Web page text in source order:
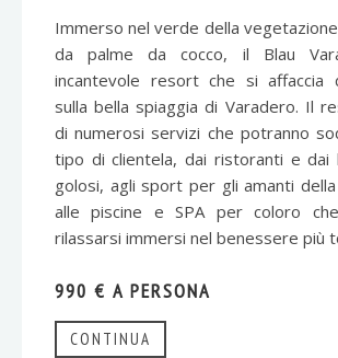
Immerso nel verde della
da palme da cocco, il Blau
incantevole resort che si affaccia
sulla bella spiaggia di Varadero. Il
di numerosi servizi che potranno
tipo di clientela, dai ristoranti e dai
golosi, agli sport per gli amanti
alle piscine e SPA per coloro
rilassarsi immersi nel benessere più
990 € A PERSONA
CONTINUA